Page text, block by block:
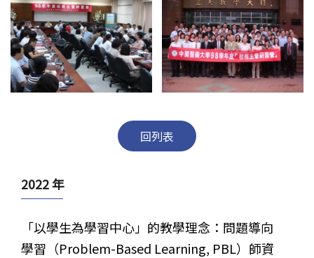
回列表
2022 年
「以學生為學習中心」的教學理念：問題導向
學習（Problem-Based Learning, PBL）師資